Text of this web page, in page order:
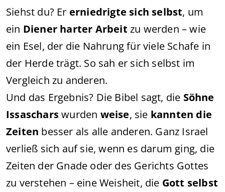
Siehst du? Er erniedrigte sich selbst, um
ein Diener harter Arbeit zu werden – wie
ein Esel, der die Nahrung für viele Schafe in
der Herde trägt. So sah er sich selbst im
Vergleich zu anderen.
Und das Ergebnis? Die Bibel sagt, die Söhne
Issascharswurden weise, sie kannten die
Zeiten besser als alle anderen. Ganz Israel
verließ sich auf sie, wenn es darum ging, die
Zeiten der Gnade oder des Gerichts Gottes
zu verstehen – eine Weisheit, die Gott selbst